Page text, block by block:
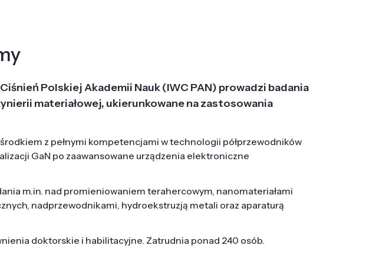
Polskiej Akademii Nauk (IWC PAN) prowadzi badania
materiałowej, ukierunkowane na zastosowania
z pełnymi kompetencjami w technologii półprzewodników
GaN po zaawansowane urządzenia elektroniczne
m.in. nad promieniowaniem terahercowym, nanomateriałami
nadprzewodnikami, hydroekstruzją metali oraz aparaturą
doktorskie i habilitacyjne. Zatrudnia ponad 240 osób.